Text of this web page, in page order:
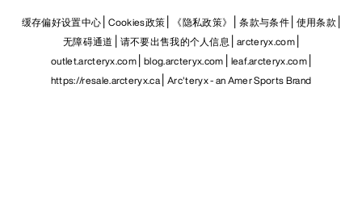
缓存偏好设置中心 Cookies政策 《隐私政策》 条款与条件 使用条款
无障碍通道
请不要出售我的个人信息 arcteryx.com
outlet.arcteryx.com blog.arcteryx.com leaf.arcteryx.com
https://resale.arcteryx.ca Arc'teryx - an Amer Sports Brand